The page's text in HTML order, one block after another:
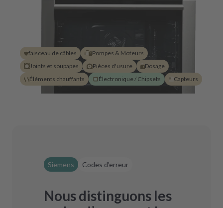
faisceau de câbles
Pompes & Moteurs
Joints et soupapes
Pièces d'usure
Dosage
Éléments chauffants
Électronique / Chipsets Capteurs
Siemens Codes d’erreur
Nous distinguons les